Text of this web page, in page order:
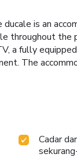
is an
throughout
a fully
The
Cadar